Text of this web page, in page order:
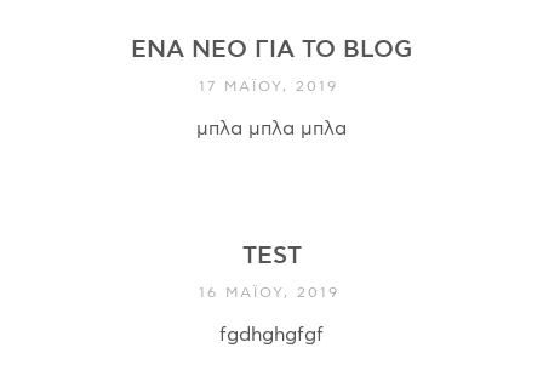
ΈΝΑ ΝΈΟ ΓΙΑ ΤΟ BLOG
17 ΜΑΪ́ΟΥ, 2019
μπλα μπλα μπλα
TEST
16 ΜΑΪ́ΟΥ, 2019
fgdhghgfgf